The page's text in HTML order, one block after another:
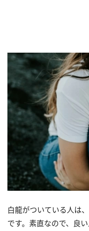
白龍がついている人は
です。素直なので、良